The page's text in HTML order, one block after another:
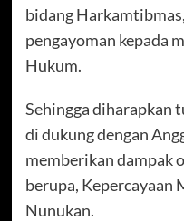
bidang
pengayoman kepada
Hukum.
Sehingga diharapkan
di dukung dengan
memberikan dampak
berupa, Kepercayaan
Nunukan.